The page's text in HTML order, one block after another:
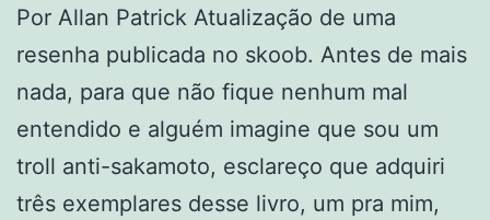
Por Allan Patrick Atualização de uma
resenha publicada no skoob. Antes de mais
nada, para que não fique nenhum mal
entendido e alguém imagine que sou um
troll anti-sakamoto, esclareço que adquiri
três exemplares desse livro, um pra mim,